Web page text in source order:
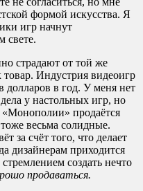
формой искусства. Я
игр начнут
свете.
страдают от той же
Индустрия видеоигр
долларов в год. У меня нет
у настольных игр, но
«Монополии» продаётся
весьма солидные.
за счёт того, что делает
дизайнерам приходится
создать нечто
продаваться.